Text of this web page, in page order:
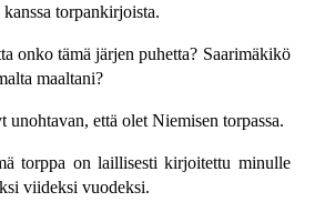
torpankirjoista.
onko tämä järjen puhetta? Saarimäkikö
maaltani?
että olet Niemisen torpassa.
torppa on laillisesti kirjoitettu minulle
viideksi vuodeksi.